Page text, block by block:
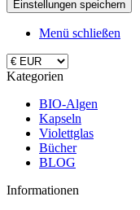
Menü schließen
Kategorien
BIO-Algen
Kapseln
Violettglas
Bücher
BLOG
Informationen